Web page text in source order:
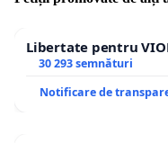
Libertate pentru
30 293 semnături
Notificare de